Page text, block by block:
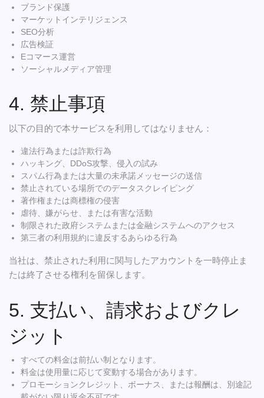
ブランド保護
マーケットインテリジェンス
SEO分析
広告検証
Eコマース運営
ソーシャルメディア管理
4. 禁止事項
以下の目的で本サービスを利用してはなりません：
違法行為または詐欺行為
ハッキング、DDoS攻撃、侵入の試み
スパム行為または大量の未承諾メッセージの送信
禁止されている場所でのデータスクレイピング
著作権または商標権の侵害
虐待、嫌がらせ、または有害な活動
制限された政府システムまたは金融システムへのアクセス
第三者の利用規約に違反するあらゆる行為
当社は、禁止された利用に関与したアカウントを一時停止ま
たは終了させる権利を留保します。
5. 支払い、請求およびクレ
ジット
すべての料金は前払い制となります。
料金は使用量に応じて変動する場合があります。
プロモーションクレジット、ボーナス、または報酬は、別途記